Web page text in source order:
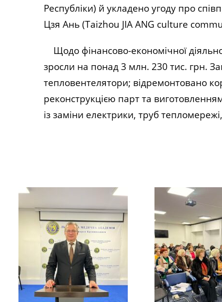
Республіки) й укладено угоду про
Цзя Ань (Taizhou JIA ANG culture
Щодо фінансово-економічної
зросли на понад 3 млн. 230 тис. грн.
тепловентелятори; відремонтовано
реконструкцією парт та
із заміни електрики, труб